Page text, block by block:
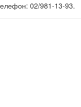
02/981-13-93.